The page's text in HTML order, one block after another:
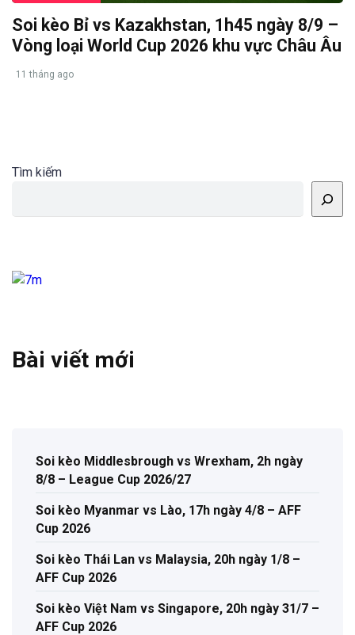
Soi kèo Bỉ vs Kazakhstan, 1h45 ngày 8/9 –
Vòng loại World Cup 2026 khu vực Châu Âu
11 tháng ago
Tìm kiếm
Bài viết mới
Soi kèo Middlesbrough vs Wrexham, 2h ngày
8/8 – League Cup 2026/27
Soi kèo Myanmar vs Lào, 17h ngày 4/8 – AFF
Cup 2026
Soi kèo Thái Lan vs Malaysia, 20h ngày 1/8 –
AFF Cup 2026
Soi kèo Việt Nam vs Singapore, 20h ngày 31/7 –
AFF Cup 2026